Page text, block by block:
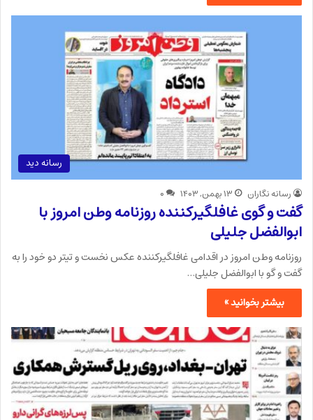
رسانه دید
رسانه نگاران ۱۳ بهمن, ۱۴۰۳ ۰
گفت و گوی غافلگیرکننده روزنامه وطن امروز با
ابوالفضل جلیلی
روزنامه وطن امروز در اقدامی غافلگیرکننده عکس نخست و تیتر دو خود را به
گفت و گو با ابوالفضل جلیلی…
بیشتر بخوانید »